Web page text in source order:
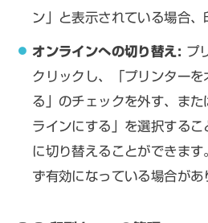
ン」と表示されている場合、
オンラインへの切り替え: プ
クリックし、「プリンター
る」のチェックを外す、ま
ラインにする」を選択する
に切り替えることができま
ず有効になっている場合があ